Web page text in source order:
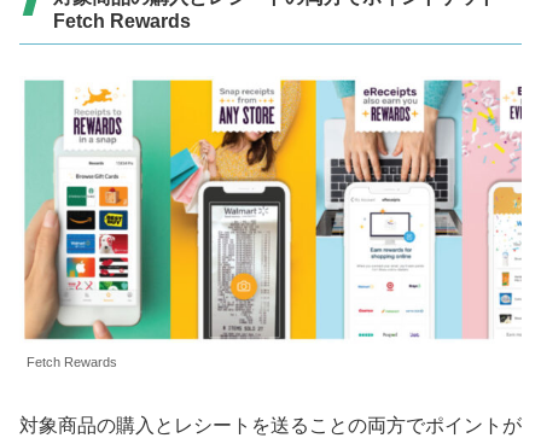
Fetch Rewards
Fetch Rewards
対象商品の購入とレシートを送ることの両方でポイントが